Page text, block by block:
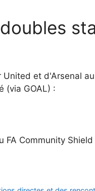
et d'Arsenal
(via GOAL) :
Community